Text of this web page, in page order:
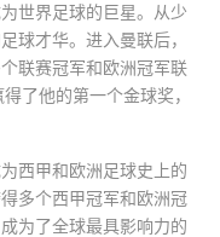
世界足球的巨星。从少
球才华。进入曼联后，
联赛冠军和欧洲冠军联
了他的第一个金球奖，
西甲和欧洲足球史上的
多个西甲冠军和欧洲冠
为了全球最具影响力的